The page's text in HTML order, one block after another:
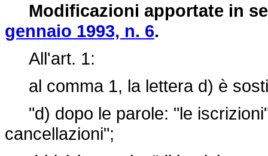
Modificazioni apportate in
gennaio 1993, n. 6.
All'art. 1:
al comma 1, la lettera d) è
"d) dopo le parole: "le
cancellazioni";